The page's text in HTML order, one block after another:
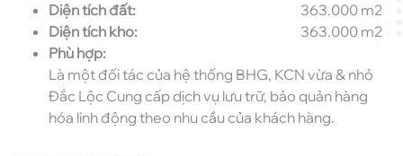
Diện tích đất:
363.000 m2
Diện tích kho:
363.000 m2
Phù hợp:
Là một đối tác của hệ thống BHG, KCN vừa & nhỏ
Đắc Lộc Cung cấp dịch vụ lưu trữ, bảo quản hàng
hóa linh động theo nhu cầu của khách hàng.